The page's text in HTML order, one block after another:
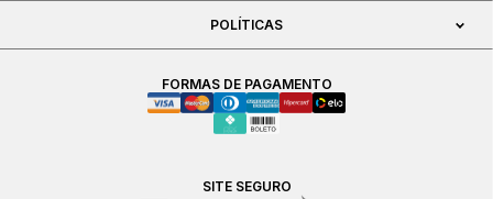
POLÍTICAS
FORMAS DE PAGAMENTO
SITE SEGURO